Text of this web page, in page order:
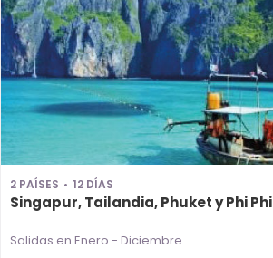
2 PAÍSES 12 DÍAS
Singapur, Tailandia, Phuket y Phi Phi
Salidas en Enero - Diciembre